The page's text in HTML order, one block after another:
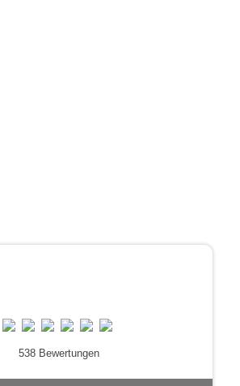
538 Bewertungen